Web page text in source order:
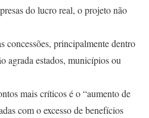
do lucro real, o projeto não
concessões, principalmente dentro
agrada estados, municípios ou
mais críticos é o “aumento de
com o excesso de benefícios